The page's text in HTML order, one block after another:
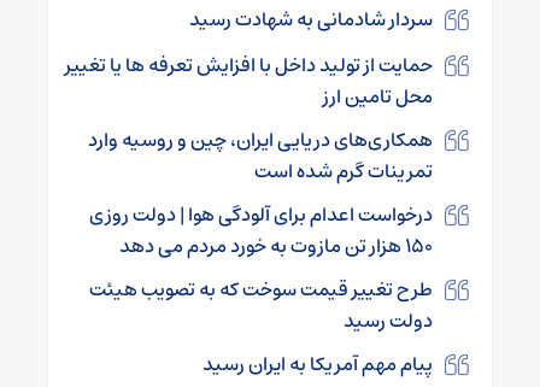
سردار شادمانی به شهادت رسید
حمایت از تولید داخل با افزایش تعرفه ها یا تغییر
محل تامین ارز
همکاری‌های دریایی ایران، چین و روسیه وارد
تمرینات گرم شده است
درخواست اعدام برای آلودگی هوا | دولت روزی
۱۵۰ هزار تن مازوت به خورد مردم می دهد
طرح تغییر قیمت سوخت که به تصویب هیئت
دولت رسید
پیام مهم آمریکا به ایران رسید